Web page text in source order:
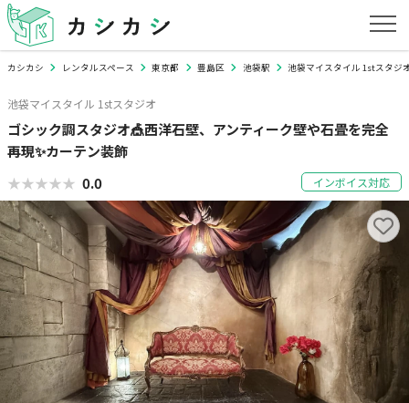
カシカシ レンタルスペース 東京都 豊島区 池袋駅 池袋マイスタイル 1stスタジ
池袋マイスタイル 1stスタジオ
ゴシック調スタジオ🎪西洋石壁、アンティーク壁や石畳を完全
再現✨カーテン装飾
★★★★★
★★★★★ 0.0 インボイス対応